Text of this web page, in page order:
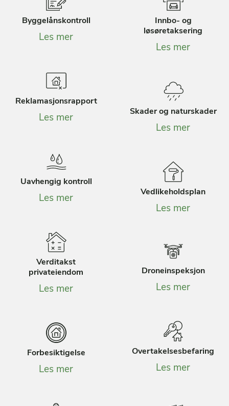
Byggelånskontroll
Les mer
Innbo- og
løsøretaksering
Les mer
Reklamasjonsrapport
Les mer
Skader og naturskader
Les mer
Uavhengig kontroll
Les mer
Vedlikeholdsplan
Les mer
Verditakst
privateiendom
Les mer
Droneinspeksjon
Les mer
Overtakelsesbefaring
Les mer
Forbesiktigelse
Les mer